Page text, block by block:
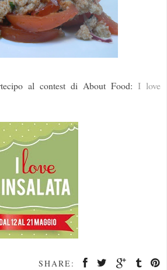
al contest di About Food: I love
SHARE: